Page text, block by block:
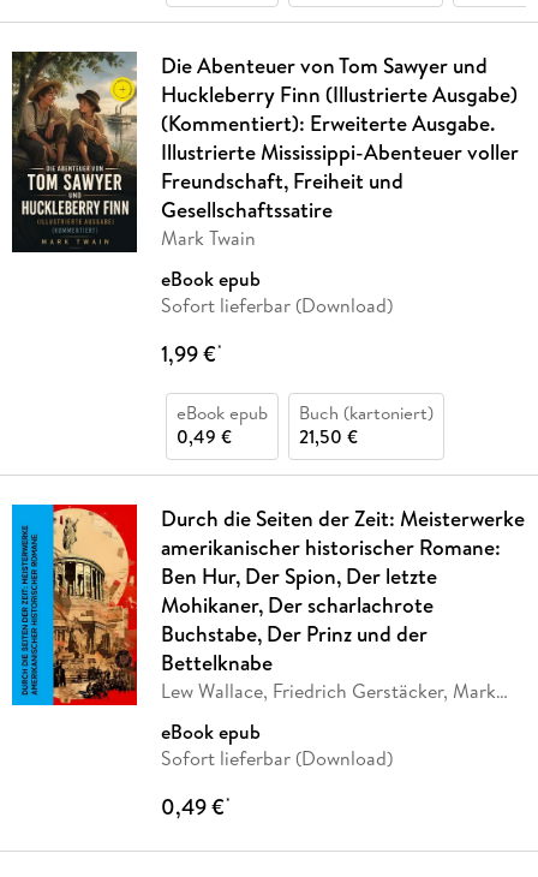
Die Abenteuer von Tom Sawyer und
Huckleberry Finn (Illustrierte Ausgabe)
(Kommentiert): Erweiterte Ausgabe.
Illustrierte Mississippi-Abenteuer voller
Freundschaft, Freiheit und
Gesellschaftssatire
Mark Twain
eBook epub
Sofort lieferbar (Download)
1,99 €*
eBook epub
0,49 €
Buch (kartoniert)
21,50 €
Durch die Seiten der Zeit: Meisterwerke
amerikanischer historischer Romane:
Ben Hur, Der Spion, Der letzte
Mohikaner, Der scharlachrote
Buchstabe, Der Prinz und der
Bettelknabe
Lew Wallace, Friedrich Gerstäcker, Mark
eBook epub
Sofort lieferbar (Download)
0,49 €*